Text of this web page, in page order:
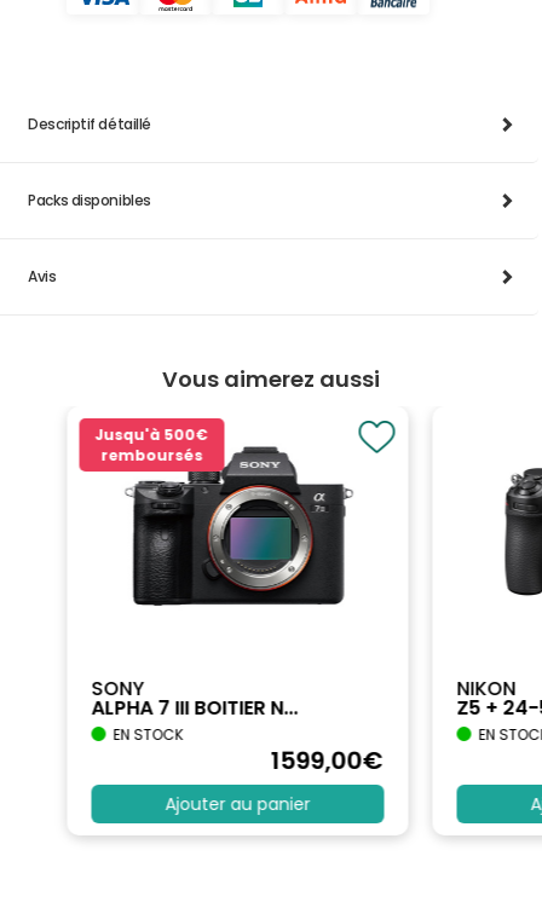
Descriptif détaillé
Packs disponibles
Avis
Vous aimerez aussi
Jusqu'à 500€
remboursés
SONY
ALPHA 7 III BOITIER N...
EN STOCK
1599,00€
Ajouter au panier
NIKON
Z5 +
EN